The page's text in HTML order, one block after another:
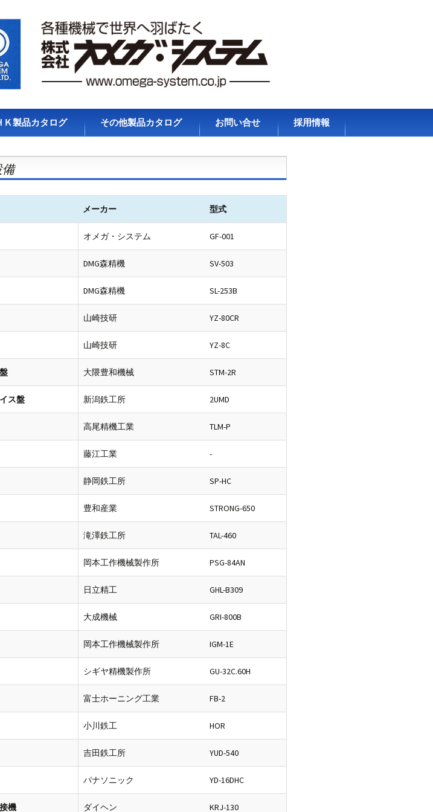
Ｋ製品カタログ その他製品カタログ お問い合せ
ー
採用情報
備
メーカー 型式
オメガ・システム GF-001
DMG森精機 SV-503
DMG森精機 SL-253B
山崎技研 YZ-80CR
山崎技研 YZ-8C
大隈豊和機械 STM-2R
ス盤 新潟鉄工所 2UMD
高尾精機工業 TLM-P
藤江工業 -
静岡鉄工所 SP-HC
豊和産業 STRONG-650
滝澤鉄工所 TAL-460
岡本工作機械製作所 PSG-84AN
日立精工 GHL-B309
大成機械 GRI-800B
岡本工作機械製作所 IGM-1E
シギヤ精機製作所 GU-32C.60H
富士ホーニング工業 FB-2
小川鉄工 HOR
吉田鉄工所 YUD-540
パナソニック YD-16DHC
機 ダイヘン KRJ-130